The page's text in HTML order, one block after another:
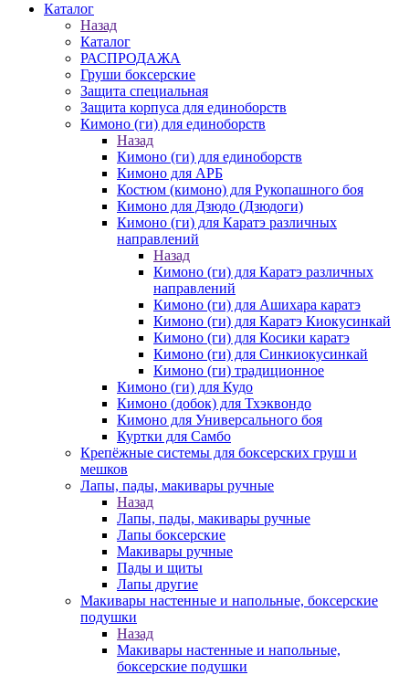
Каталог
Назад
Каталог
РАСПРОДАЖА
Груши боксерские
Защита специальная
Защита корпуса для единоборств
Кимоно (ги) для единоборств
Назад
Кимоно (ги) для единоборств
Кимоно для АРБ
Костюм (кимоно) для Рукопашного боя
Кимоно для Дзюдо (Дзюдоги)
Кимоно (ги) для Каратэ различных
направлений
Назад
Кимоно (ги) для Каратэ различных
направлений
Кимоно (ги) для Ашихара каратэ
Кимоно (ги) для Каратэ Киокусинкай
Кимоно (ги) для Косики каратэ
Кимоно (ги) для Синкиокусинкай
Кимоно (ги) традиционное
Кимоно (ги) для Кудо
Кимоно (добок) для Тхэквондо
Кимоно для Универсального боя
Куртки для Самбо
Крепёжные системы для боксерских груш и
мешков
Лапы, пады, макивары ручные
Назад
Лапы, пады, макивары ручные
Лапы боксерские
Макивары ручные
Пады и щиты
Лапы другие
Макивары настенные и напольные, боксерские
подушки
Назад
Макивары настенные и напольные,
боксерские подушки